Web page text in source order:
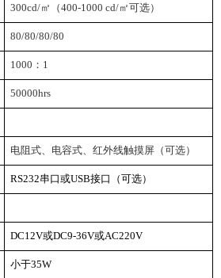
300cd/㎡（400-1000 cd/㎡可选）
80/80/80/80
1000 ：1
50000hrs
电阻式、电容式、红外线触摸屏（可选）
RS232串口或USB接口（可选）
DC12V或DC9-36V或AC220V
小于35W